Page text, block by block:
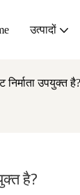
उत्पादों
उपयुक्त है?
है?